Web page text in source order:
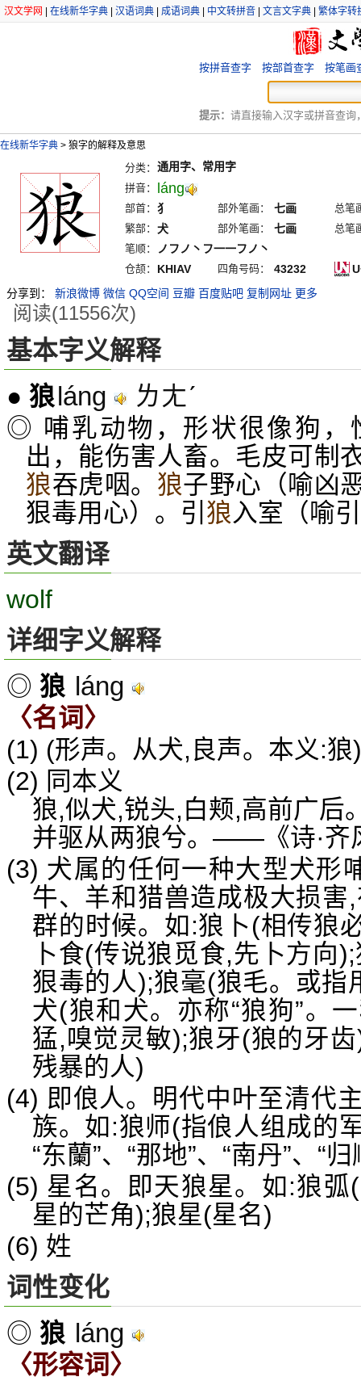
汉文学网 在线新华字典 汉语词典 成语词典 中文转拼音 文言文字典 繁体字转
按拼音查字 按部首查字 按笔画
提示： 请直接输入汉字或拼音查询
在线新华字典 > 狼字的解释及意思
分类： 通用字、常用字
拼音： láng
部首： 犭 部外笔画： 七画
总笔
繁部： 犬 部外笔画： 七画
总笔
笔顺：
ノフノ丶フ一一フノ丶
仓颉： KHIAV 四角号码： 43232
分享到：
新浪微博 微信 QQ空间 豆瓣 百度贴吧 复制网址 更多
阅读(11556次)
基本字义解释
● 狼láng ㄌㄤˊ
◎ 哺乳动物，形状很像狗，
出，能伤害人畜。毛皮可制
狼吞虎咽。 狼子野心（喻凶
狠毒用心）。引 狼入室（喻
英文翻译
wolf
详细字义解释
◎ 狼 láng
〈名词〉
(1) (形声。从犬,良声。本义:狼)
(2) 同本义
狼,似犬,锐头,白颊,高前广
并驱从两狼兮。——《诗·齐
(3) 犬属的任何一种大型犬形
牛、羊和猎兽造成极大损
群的时候。如:狼卜(相传狼
卜食(传说狼觅食,先卜方向
狠毒的人);狼毫(狼毛。或指
犬(狼和犬。亦称“狼狗”。
猛,嗅觉灵敏);狼牙(狼的牙
残暴的人)
(4) 即俍人。明代中叶至清代
族。如:狼师(指俍人组成的
“东蘭”、“那地”、“南丹”、“
(5) 星名。即天狼星。如:狼
星的芒角);狼星(星名)
(6) 姓
词性变化
◎ 狼 láng
〈形容词〉